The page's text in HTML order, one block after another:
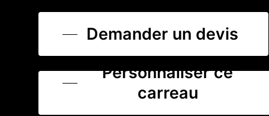
Demander un devis
Personnaliser ce
carreau